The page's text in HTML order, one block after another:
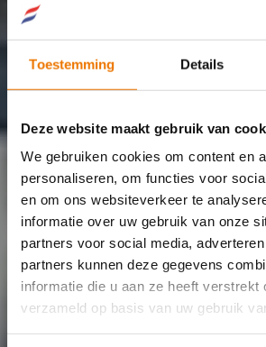
Toestemming Details
Deze website maakt gebruik van
We gebruiken cookies om content en
personaliseren, om functies voor
en om ons websiteverkeer te
informatie over uw gebruik van onze
partners voor social media,
partners kunnen deze gegevens
informatie die u aan ze heeft verstrekt
verzameld op basis van uw gebruik
Noventas
Plan